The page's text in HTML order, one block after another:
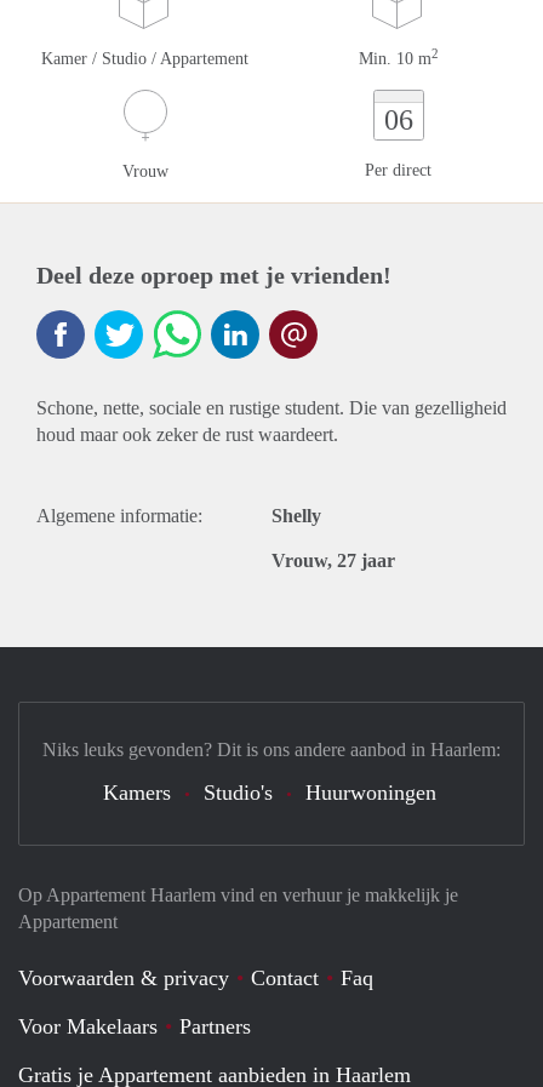
Kamer / Studio / Appartement Min. 10 m2
Vrouw
06
Per direct
Deel deze oproep met je vrienden!
Schone, nette, sociale en rustige student. Die van gezelligheid
houd maar ook zeker de rust waardeert.
Algemene informatie: Shelly
Vrouw, 27 jaar
Op Appartement Haarlem vind en verhuur je makkelijk je
Appartement
Voorwaarden & privacy Contact
Faq
Voor Makelaars
Partners
Gratis je Appartement aanbieden in Haarlem
Niks leuks gevonden? Dit is ons andere aanbod in Haarlem:
Kamers Studio's Huurwoningen